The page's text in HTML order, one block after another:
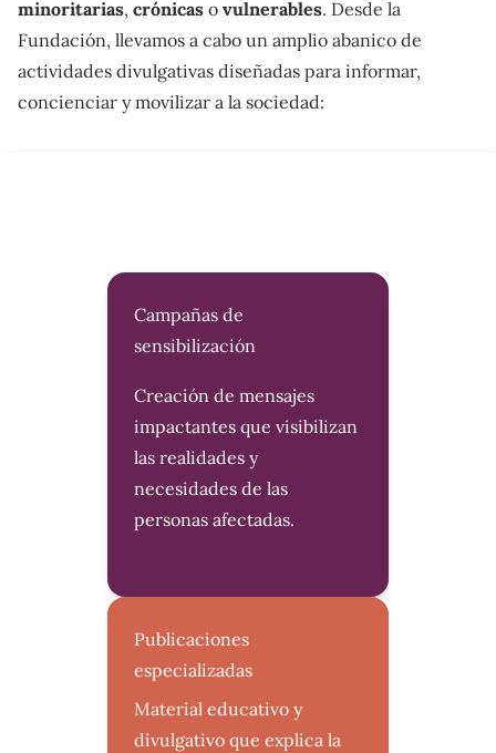
minoritarias, crónicas o vulnerables. Desde la
Fundación, llevamos a cabo un amplio abanico de
actividades divulgativas diseñadas para informar,
concienciar y movilizar a la sociedad:
Campañas de
sensibilización
Creación de mensajes
impactantes que visibilizan
las realidades y
necesidades de las
personas afectadas.
Publicaciones
especializadas
Material educativo y
divulgativo que explica la